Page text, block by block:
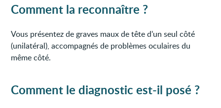
Comment la reconnaître ?
Vous présentez de graves maux de tête d’un seul côté
(unilatéral), accompagnés de problèmes oculaires du
même côté.
Comment le diagnostic est-il posé ?